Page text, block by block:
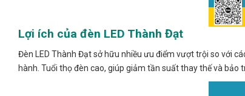
Lợi ích của đèn LED Thành Đạt
Đèn LED Thành Đạt sở hữu nhiều ưu điểm vượt trội so với
hành. Tuổi thọ đèn cao, giúp giảm tần suất thay thế và